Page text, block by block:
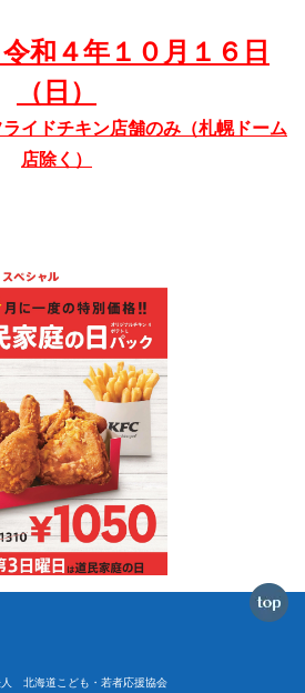
和４年１０月１６日
（日）
イドチキン店舗のみ（札幌ドーム
店除く）
北海道こども・若者応援協会